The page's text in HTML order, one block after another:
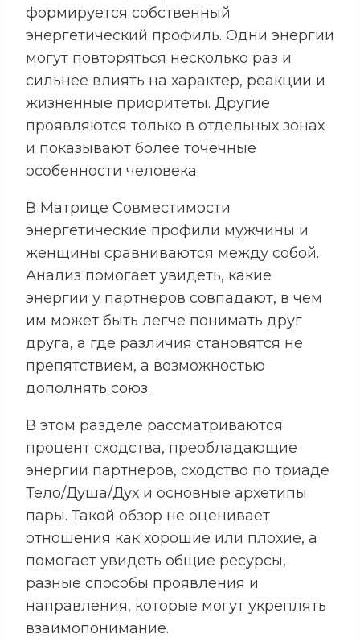
формируется собственный
энергетический профиль. Одни энергии
могут повторяться несколько раз и
сильнее влиять на характер, реакции и
жизненные приоритеты. Другие
проявляются только в отдельных зонах
и показывают более точечные
особенности человека.
В Матрице Совместимости
энергетические профили мужчины и
женщины сравниваются между собой.
Анализ помогает увидеть, какие
энергии у партнеров совпадают, в чем
им может быть легче понимать друг
друга, а где различия становятся не
препятствием, а возможностью
дополнять союз.
В этом разделе рассматриваются
процент сходства, преобладающие
энергии партнеров, сходство по триаде
Тело/Душа/Дух и основные архетипы
пары. Такой обзор не оценивает
отношения как хорошие или плохие, а
помогает увидеть общие ресурсы,
разные способы проявления и
направления, которые могут укреплять
взаимопонимание.